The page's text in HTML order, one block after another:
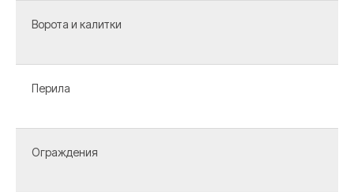
Ворота и калитки
Перила
Ограждения